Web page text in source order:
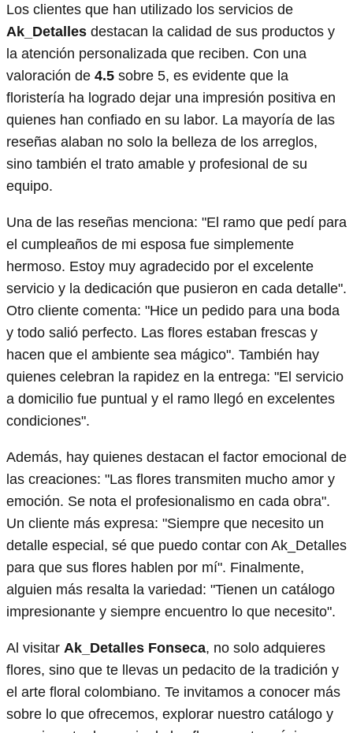
Los clientes que han utilizado los servicios de
Ak_Detalles destacan la calidad de sus productos y
la atención personalizada que reciben. Con una
valoración de 4.5 sobre 5, es evidente que la
floristería ha logrado dejar una impresión positiva en
quienes han confiado en su labor. La mayoría de las
reseñas alaban no solo la belleza de los arreglos,
sino también el trato amable y profesional de su
equipo.
Una de las reseñas menciona: "El ramo que pedí para
el cumpleaños de mi esposa fue simplemente
hermoso. Estoy muy agradecido por el excelente
servicio y la dedicación que pusieron en cada detalle".
Otro cliente comenta: "Hice un pedido para una boda
y todo salió perfecto. Las flores estaban frescas y
hacen que el ambiente sea mágico". También hay
quienes celebran la rapidez en la entrega: "El servicio
a domicilio fue puntual y el ramo llegó en excelentes
condiciones".
Además, hay quienes destacan el factor emocional de
las creaciones: "Las flores transmiten mucho amor y
emoción. Se nota el profesionalismo en cada obra".
Un cliente más expresa: "Siempre que necesito un
detalle especial, sé que puedo contar con Ak_Detalles
para que sus flores hablen por mí". Finalmente,
alguien más resalta la variedad: "Tienen un catálogo
impresionante y siempre encuentro lo que necesito".
Al visitar Ak_Detalles Fonseca, no solo adquieres
flores, sino que te llevas un pedacito de la tradición y
el arte floral colombiano. Te invitamos a conocer más
sobre lo que ofrecemos, explorar nuestro catálogo y